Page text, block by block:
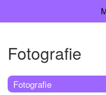
Fotografie
Fotografie